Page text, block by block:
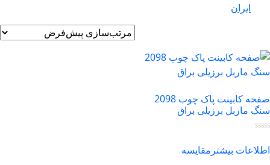
ایران
صفحه کابینت پاک چوب 2098
ماربل برزیلی براق
بیشترمقایسه